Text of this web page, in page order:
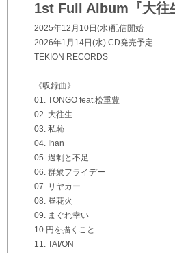
1st Full Album『大往
2025年12月10日(水)配信開始
2026年1月14日(水) CD発売予定
TEKION RECORDS
《収録曲》
01. TONGO feat.松重豊
02. 大往生
03. 私恥
04. Ihan
05. 過剰と不足
06. 群衆フライデー
07. リヤカー
08. 昼花火
09. まぐれ幸い
10.円を描くこと
11. TAI/ON